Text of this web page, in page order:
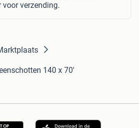
voor verzending.
140 x 70'